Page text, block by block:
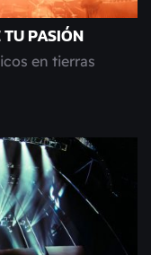
TU PASIÓN
en tierras